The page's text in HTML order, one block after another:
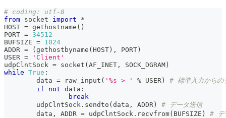
# coding: utf-8
from socket import
*
HOST = gethostname ( )
PORT = 34512
BUFSIZE = 1024
ADDR = (gethostbyname (HOST) , PORT)
USER =
'Client'
udpClntSock = socket (AF_INET , SOCK_DGRAM)
while True :
	data
= raw_input ( '%s > ' % USER )
# 標準入力からの
if
not data :
break
	udpClntSock
. sendto (data , ADDR )
# データ送信
	data
, ADDR = udpClntSock . recvfrom( BUFSIZE ) # デ